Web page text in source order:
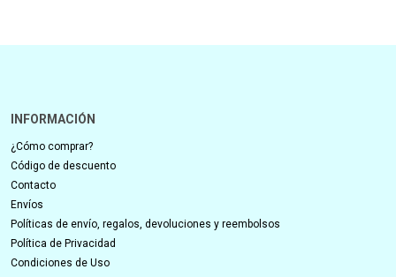
INFORMACIÓN
¿Cómo comprar?
Código de descuento
Contacto
Envíos
Políticas de envío, regalos, devoluciones y reembolsos
Política de Privacidad
Condiciones de Uso